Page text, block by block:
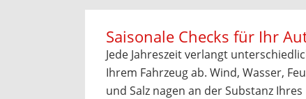
Saisonale Checks für Ihr
Jede Jahreszeit verlangt
Ihrem Fahrzeug ab. Wind, Wasser,
und Salz nagen an der Substanz